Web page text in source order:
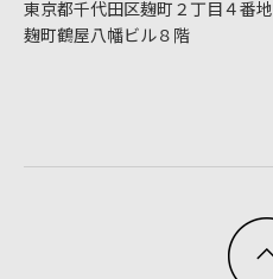
東京都千代田区麹町２丁目４番地
麹町鶴屋八幡ビル８階